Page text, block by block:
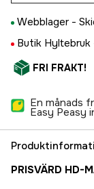
Webblager -
Butik Hyltebruk
FRI FRAKT!
En månads
Easy Peasy
PRISVÄRD HD-